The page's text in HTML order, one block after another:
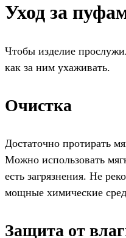
Уход за
Чтобы изделие
как за ним ухаживать.
Очистка
Достаточно протирать
Можно использовать
есть загрязнения. Не
мощные химические
Защита от